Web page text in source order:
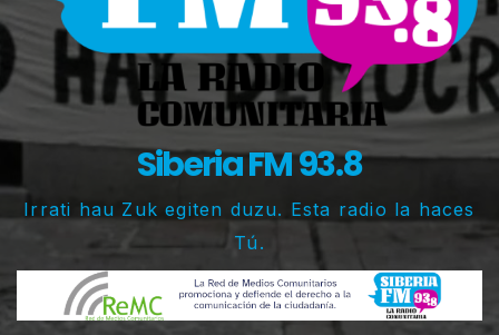
Siberia FM 93.8
Irrati hau Zuk egiten duzu. Esta radio la haces
Tú.